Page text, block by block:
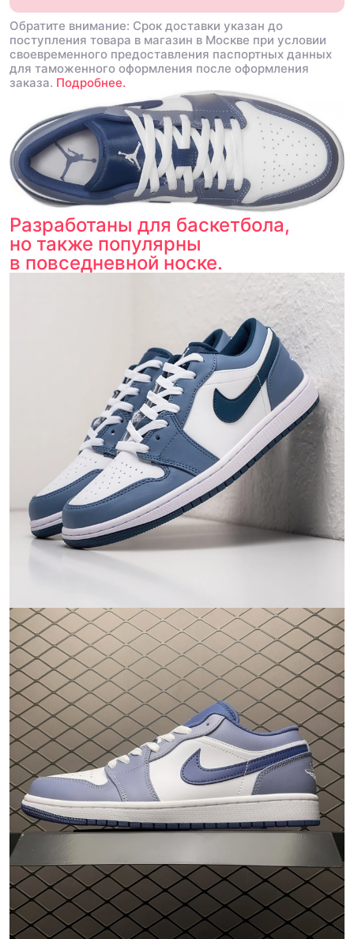
Обратите внимание: Срок доставки указан до
поступления товара в магазин в Москве при условии
своевременного предоставления паспортных данных
для таможенного оформления после оформления
заказа. Подробнее.
Разработаны для баскетбола,
но также популярны
в повседневной носке.